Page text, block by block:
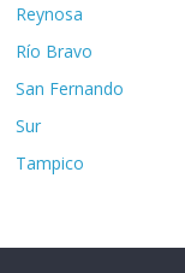
Reynosa
Río Bravo
San Fernando
Sur
Tampico